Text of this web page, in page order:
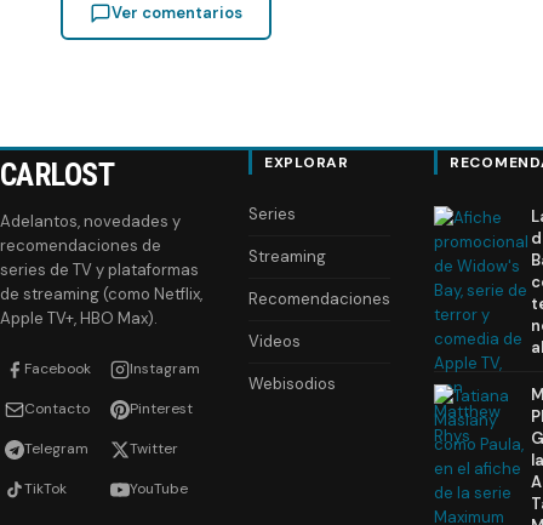
Ver comentarios
CARLOST
Adelantos, novedades y
recomendaciones de
series de TV y plataformas
de streaming (como Netflix,
Apple TV+, HBO Max).
Facebook Instagram
Contacto Pinterest
Telegram Twitter
TikTok YouTube
EXPLORAR
Series
Streaming
Recomendaciones
Videos
Webisodios